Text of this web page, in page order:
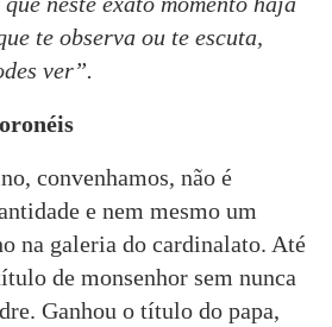
te observa ou te escuta,
ver”.
convenhamos, não é
e nem mesmo um
na galeria do cardinalato. Até
de monsenhor sem nunca
Ganhou o título do papa,